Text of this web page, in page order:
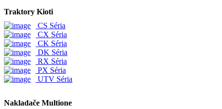
Traktory Kioti
CS Séria
CX Séria
CK Séria
DK Séria
RX Séria
PX Séria
UTV Séria
Nakladače Multione